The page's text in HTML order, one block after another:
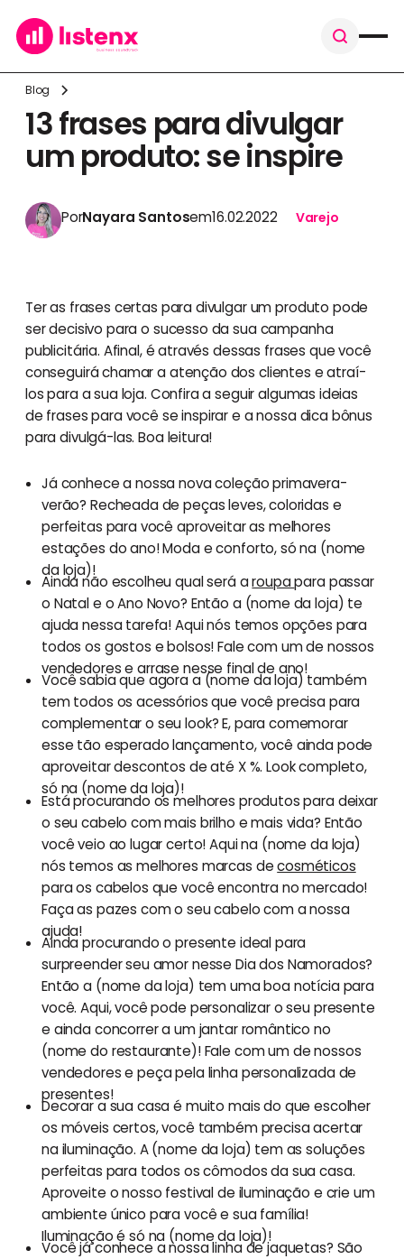
Blog
13 frases para divulgar
um produto: se inspire
PorNayara Santosem16.02.2022 Varejo
Ter as frases certas para divulgar um produto pode
ser decisivo para o sucesso da sua campanha
publicitária. Afinal, é através dessas frases que você
conseguirá chamar a atenção dos clientes e atraí-
los para a sua loja. Confira a seguir algumas ideias
de frases para você se inspirar e a nossa dica bônus
para divulgá-las. Boa leitura!
Já conhece a nossa nova coleção primavera-
verão? Recheada de peças leves, coloridas e
perfeitas para você aproveitar as melhores
estações do ano! Moda e conforto, só na (nome
da loja)!
Ainda não escolheu qual será aroupapara passar
o Natal e o Ano Novo? Então a (nome da loja) te
ajuda nessa tarefa! Aqui nós temos opções para
todos os gostos e bolsos! Fale com um de nossos
vendedores e arrase nesse final de ano!
Você sabia que agora a (nome da loja) também
tem todos os acessórios que você precisa para
complementar o seu look? E, para comemorar
esse tão esperado lançamento, você ainda pode
aproveitar descontos de até X %. Look completo,
só na (nome da loja)!
Está procurando os melhores produtos para deixar
o seu cabelo com mais brilho e mais vida? Então
você veio ao lugar certo! Aqui na (nome da loja)
nós temos as melhores marcas decosméticos
para os cabelos que você encontra no mercado!
Faça as pazes com o seu cabelo com a nossa
ajuda!
Ainda procurando o presente ideal para
surpreender seu amor nesse Dia dos Namorados?
Então a (nome da loja) tem uma boa notícia para
você. Aqui, você pode personalizar o seu presente
e ainda concorrer a um jantar romântico no
(nome do restaurante)! Fale com um de nossos
vendedores e peça pela linha personalizada de
presentes!
Decorar a sua casa é muito mais do que escolher
os móveis certos, você também precisa acertar
na iluminação. A (nome da loja) tem as soluções
perfeitas para todos os cômodos da sua casa.
Aproveite o nosso festival de iluminação e crie um
ambiente único para você e sua família!
Iluminação é só na (nome da loja)!
Você já conhece a nossa linha de jaquetas? São